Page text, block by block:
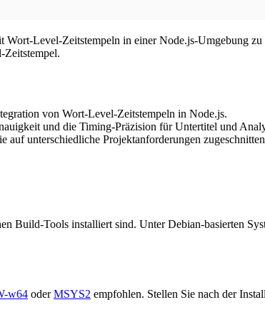
Level-Zeitstempeln in einer Node.js-Umgebung zu
Zeitstempel.
von Wort-Level-Zeitstempeln in Node.js.
und die Timing-Präzision für Untertitel und
unterschiedliche Projektanforderungen
Build-Tools installiert sind. Unter Debian-basierten
w64 oderMSYS2 empfohlen. Stellen Sie nach der